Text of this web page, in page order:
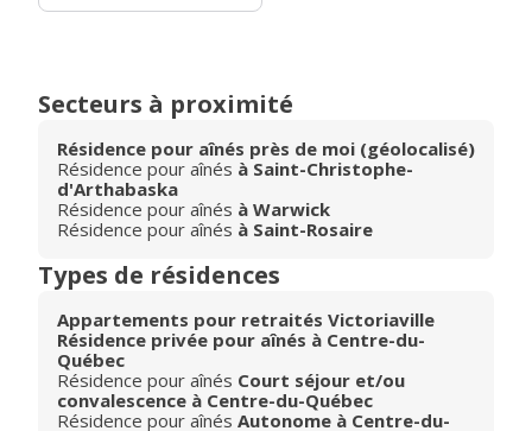
Secteurs à proximité
Résidence pour aînés près de moi (géolocalisé)
Résidence pour aînés à Saint-Christophe-
d'Arthabaska
Résidence pour aînés à Warwick
Résidence pour aînés à Saint-Rosaire
Types de résidences
Appartements pour retraités Victoriaville
Résidence privée pour aînés à Centre-du-
Québec
Résidence pour aînés Court séjour et/ou
convalescence à Centre-du-Québec
Résidence pour aînés Autonome à Centre-du-